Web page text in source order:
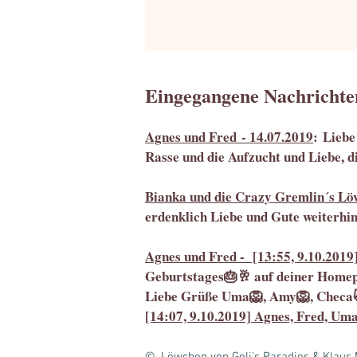
Eingegangene
Agnes und Fred - 14.07.2019:
Rasse und die Aufzucht und
Bianka und die Crazy Gremlin´s
erdenklich Liebe und Gute
Agnes und Fred - [13:55,
Geburtstages🎂🥂 auf deiner
Liebe Grüße Uma🦁, Amy🦁,
[14:07, 9.10.2019] Agnes, Fred,